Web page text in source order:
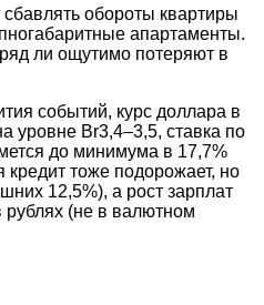
обороты квартиры
апартаменты.
ли ощутимо потеряют в
событий, курс доллара в
уровне Br3,4–3,5, ставка по
до минимума в 17,7%
тоже подорожает, но
12,5%), а рост зарплат
рублях (не в валютном